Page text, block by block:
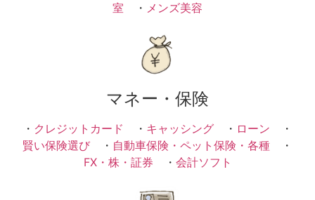
室 ・ メンズ美容
マネー・保険
・ クレジットカード ・ キャッシング ・ ローン ・
賢い保険選び ・ 自動車保険・ペット保険・各種 ・
FX・株・証券 ・ 会計ソフト